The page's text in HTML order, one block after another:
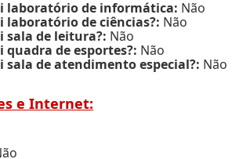
laboratório de informática: Não
laboratório de ciências?: Não
sala de leitura?: Não
quadra de esportes?: Não
sala de atendimento especial?: Não
e Internet: